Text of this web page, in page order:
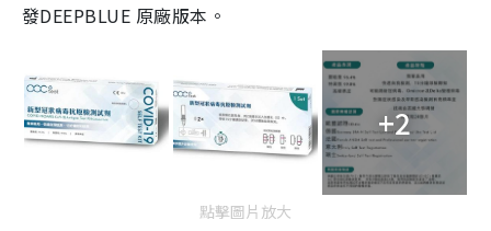
發DEEPBLUE 原廠版本。
+2
點擊圖片放大